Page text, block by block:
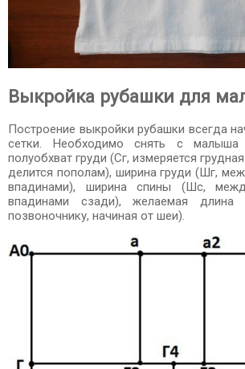
Выкройка рубашки для
Построение выкройки рубашки всегда
сетки. Необходимо снять с малыша
полуобхват груди (Сг, измеряется
делится пополам), ширина груди (Шг,
впадинами), ширина спины (Шс,
впадинами сзади), желаемая
позвоночнику, начиная от шеи).